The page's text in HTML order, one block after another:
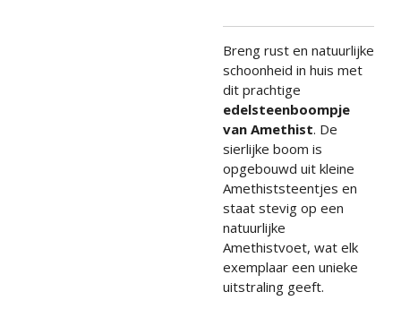
Breng rust en natuurlijke
schoonheid in huis met
dit prachtige
edelsteenboompje
van Amethist. De
sierlijke boom is
opgebouwd uit kleine
Amethiststeentjes en
staat stevig op een
natuurlijke
Amethistvoet, wat elk
exemplaar een unieke
uitstraling geeft.